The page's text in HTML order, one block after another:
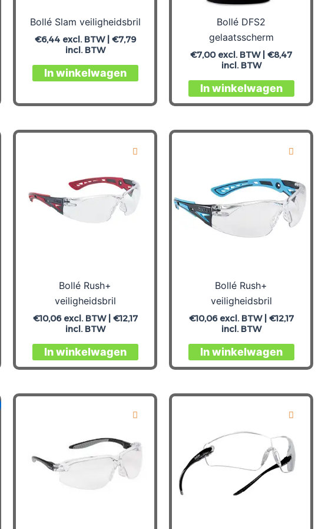
Bollé Slam veiligheidsbril
€6,44excl. BTW | €7,79
incl. BTW
In winkelwagen
Bollé DFS2
gelaatsscherm
€7,00excl. BTW |€8,47
incl. BTW
In winkelwagen
Bollé Rush+
veiligheidsbril
€10,06excl. BTW | €12,17
incl. BTW
In winkelwagen
Bollé Rush+
veiligheidsbril
€10,06excl. BTW | €12,17
incl. BTW
In winkelwagen